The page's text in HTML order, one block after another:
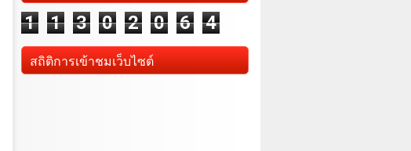
1 1 3 0 2 0 6 4
สถิติการเข้าชมเว็บไซต์